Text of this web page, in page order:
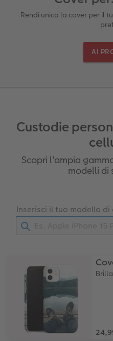
Come
hexxas
Plexiglas
Alluminio
Foto su
Mosaico
Come
Prodotti
Cover
Art prints
Biglietti
Cartoline
Rendi unica la cover per il
AI
Custodie
Scopri l'ampia
modelli di
Inserisci il tuo modello di